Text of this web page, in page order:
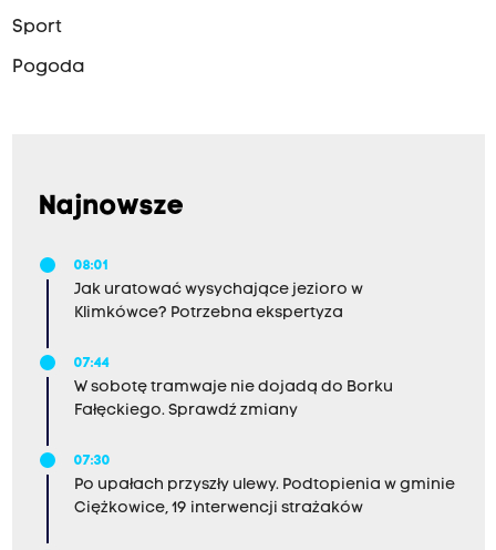
Sport
Pogoda
Najnowsze
08:01
Jak uratować wysychające jezioro w
Klimkówce? Potrzebna ekspertyza
07:44
W sobotę tramwaje nie dojadą do Borku
Fałęckiego. Sprawdź zmiany
07:30
Po upałach przyszły ulewy. Podtopienia w gminie
Ciężkowice, 19 interwencji strażaków